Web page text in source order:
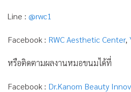
Line : @rwc1
Facebook : RWC Aesthetic Center,
หรือติดตามผลงานหมอขนมได้ที่
Facebook : Dr.Kanom Beauty